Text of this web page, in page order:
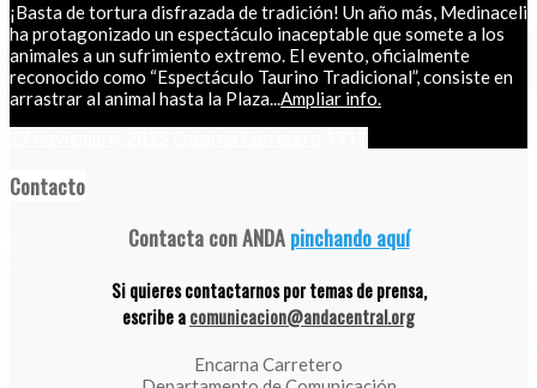
¡Basta de tortura disfrazada de tradición! Un año más, Medinaceli
ha protagonizado un espectáculo inaceptable que somete a los
animales a un sufrimiento extremo. El evento, oficialmente
reconocido como “Espectáculo Taurino Tradicional”, consiste en
arrastrar al animal hasta la Plaza...Ampliar info.
Contacto
Contacta con ANDApinchando aquí
Si quieres contactarnos por temas de prensa,
escribe acomunicacion@andacentral.org
Encarna Carretero